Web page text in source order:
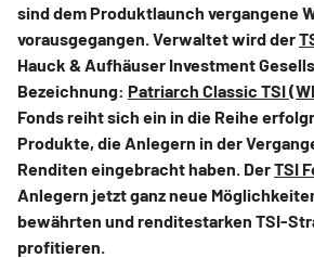
sind dem Produktlaunch vergangene
vorausgegangen. Verwaltet wird der
Hauck & Aufhäuser Investment
Bezeichnung: Patriarch Classic TSI
Fonds reiht sich ein in die Reihe
Produkte, die Anlegern in der
Renditen eingebracht haben. DerTSI
Anlegern jetzt ganz neue
bewährten und renditestarken TSI-
profitieren.